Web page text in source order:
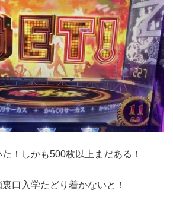
！しかも500枚以上まだある！
口入学たどり着かないと！